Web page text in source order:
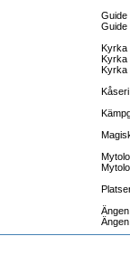
Guide
Guide
Kyrka
Kyrka
Kyrka
Kåseri
Ängen
Ängen